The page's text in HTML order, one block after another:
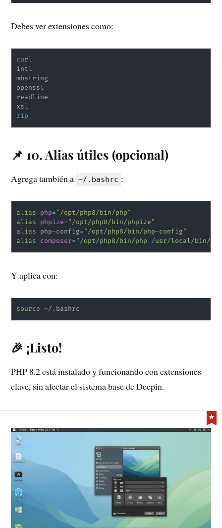
Debes ver extensiones como:
curl
intl
mbstring
openssl
readline
zip
📌 10. Alias útiles (opcional)
Agrega también a ~/.bashrc :
alias php="/opt/php8/bin/php"
alias
phpize="/opt/php8/bin/phpize"
alias php-config="/opt/php8/bin/php-config"
alias
composer="/opt/php8/bin/php /usr/local/bin/
Y aplica con:
source
🎉 ¡Listo!
PHP 8.2 está instalado y funcionando con extensiones
clave, sin afectar el sistema base de Deepin.